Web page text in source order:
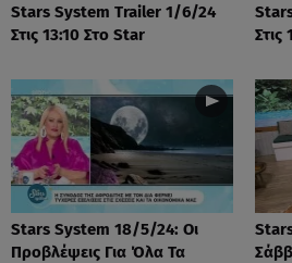
Stars System Trailer 1/6/24
Στις 13:10 Στο Star
Στις
Stars System 18/5/24: Οι
Προβλέψεις Για Όλα Τα